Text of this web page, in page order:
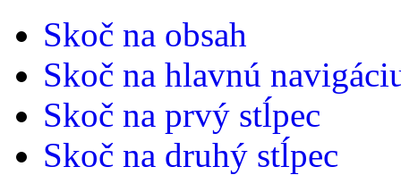
Skoč na obsah
Skoč na hlavnú
Skoč na prvý stĺpec
Skoč na druhý stĺpec